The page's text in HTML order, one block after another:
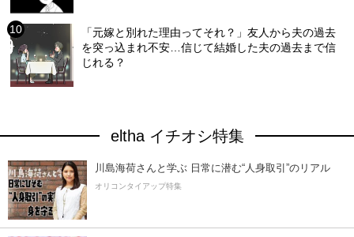
「元嫁と別れた理由ってそれ？」友人から夫の過去
を突っ込まれ不安…信じて結婚した夫の過去まで信
じれる？
eltha イチオシ特集
川島海荷さんと学ぶ 日常に潜む“人身取引”のリアル
オリコンタイアップ特集